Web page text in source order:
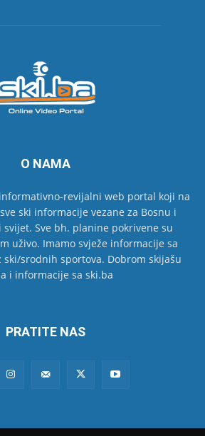
O NAMA
revijalni web portal koji na
ski informacije vezane za Bosnu i
svijet. Sve bh. planine pokrivene su
uživo. Imamo svježe informacije sa
ski/srodnih sportova. Dobrom skijašu
i informacije sa ski.ba
PRATITE NAS